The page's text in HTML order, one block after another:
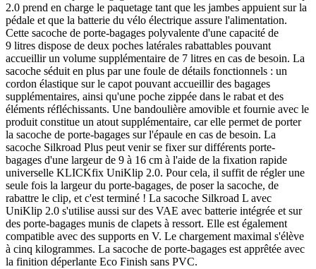
2.0 prend en charge le paquetage tant que les jambes appuient sur la
pédale et que la batterie du vélo électrique assure l'alimentation.
Cette sacoche de porte-bagages polyvalente d'une capacité de
9 litres dispose de deux poches latérales rabattables pouvant
accueillir un volume supplémentaire de 7 litres en cas de besoin. La
sacoche séduit en plus par une foule de détails fonctionnels : un
cordon élastique sur le capot pouvant accueillir des bagages
supplémentaires, ainsi qu'une poche zippée dans le rabat et des
éléments réfléchissants. Une bandoulière amovible et fournie avec le
produit constitue un atout supplémentaire, car elle permet de porter
la sacoche de porte-bagages sur l'épaule en cas de besoin. La
sacoche Silkroad Plus peut venir se fixer sur différents porte-
bagages d'une largeur de 9 à 16 cm à l'aide de la fixation rapide
universelle KLICKfix UniKlip 2.0. Pour cela, il suffit de régler une
seule fois la largeur du porte-bagages, de poser la sacoche, de
rabattre le clip, et c'est terminé ! La sacoche Silkroad L avec
UniKlip 2.0 s'utilise aussi sur des VAE avec batterie intégrée et sur
des porte-bagages munis de clapets à ressort. Elle est également
compatible avec des supports en V. Le chargement maximal s'élève
à cinq kilogrammes. La sacoche de porte-bagages est apprêtée avec
la finition déperlante Eco Finish sans PVC.